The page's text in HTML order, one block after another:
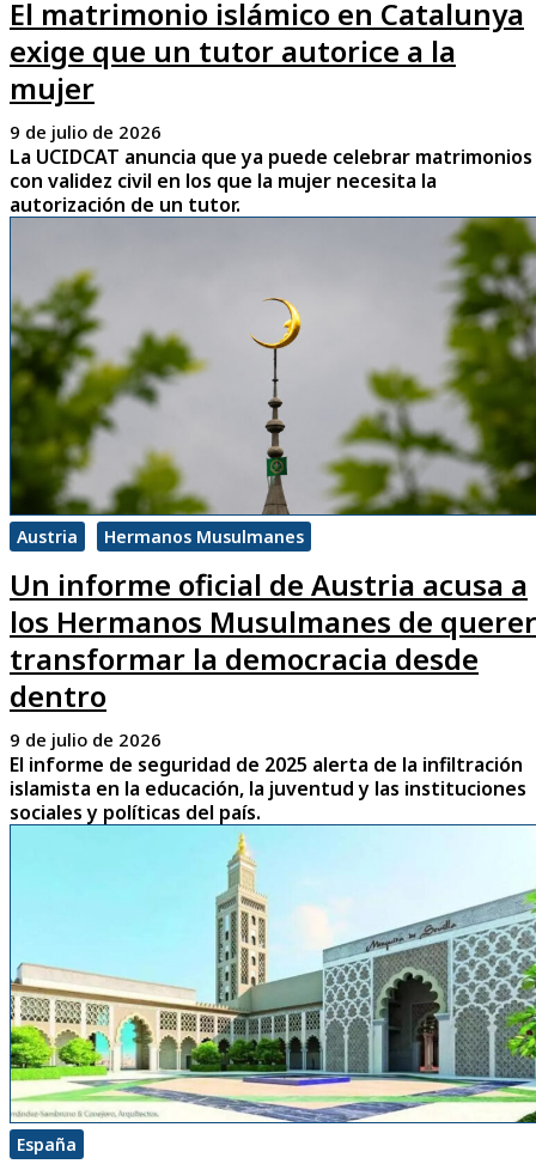
El matrimonio islámico en Catalunya
exige que un tutor autorice a la
mujer
9 de julio de 2026
La UCIDCAT anuncia que ya puede celebrar matrimonios
con validez civil en los que la mujer necesita la
autorización de un tutor.
Austria Hermanos Musulmanes
Un informe oficial de Austria acusa a
los Hermanos Musulmanes de querer
transformar la democracia desde
dentro
9 de julio de 2026
El informe de seguridad de 2025 alerta de la infiltración
islamista en la educación, la juventud y las instituciones
sociales y políticas del país.
España